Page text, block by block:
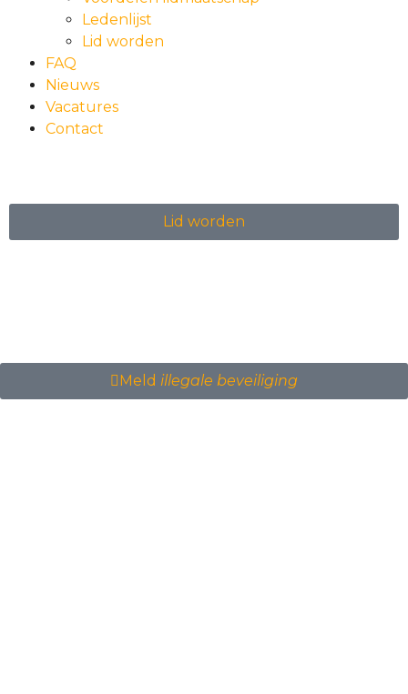
Ledenlijst
Lid worden
FAQ
Nieuws
Vacatures
Contact
Lid worden
Meld illegale beveiliging